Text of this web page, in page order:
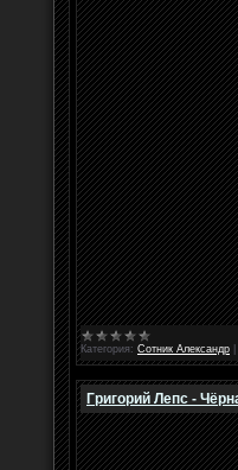
Категория: Сотник Александр
Григорий Лепс -